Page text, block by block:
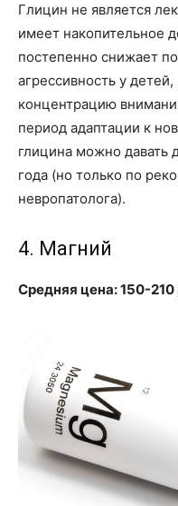
Глицин не является
имеет накопительное
постепенно снижает
агрессивность у
концентрацию
период адаптации к
глицина можно давать
года (но только по
невропатолога).
4. Магний
Средняя цена: 150-210